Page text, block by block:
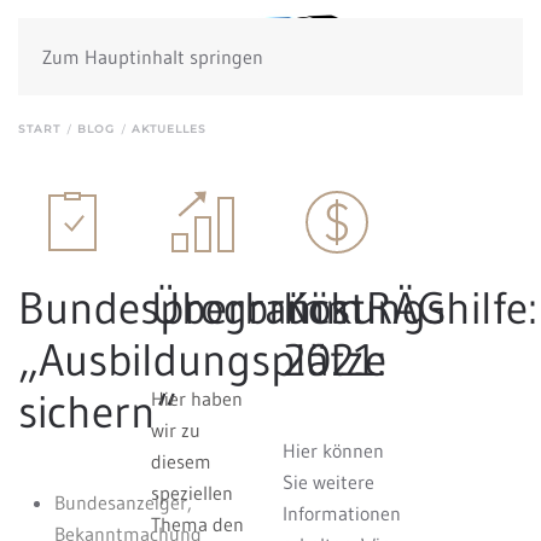
Zum Hauptinhalt springen
START BLOG AKTUELLES
Bundesprogramm
„Ausbildungsplätze
sichern“
Bundesanzeiger,
Bekanntmachung
Überbrückungshilfe:
Hier haben
wir zu
diesem
speziellen
Thema den
KöstRÄG
2021:
Hier können
Sie weitere
Informationen